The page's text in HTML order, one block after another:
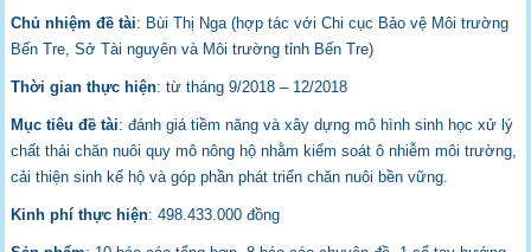
Chủ nhiệm đề tài: Bùi Thị Nga (hợp tác với Chi cục Bảo vệ Môi trường
Bến Tre, Sở Tài nguyên và Môi trường tỉnh Bến Tre)
Thời gian thực hiện: từ tháng 9/2018 – 12/2018
Mục tiêu đề tài: đánh giá tiềm năng và xây dựng mô hình sinh học xử lý
chất thải chăn nuôi quy mô nông hộ nhằm kiểm soát ô nhiễm môi trường,
cải thiện sinh kế hộ và góp phần phát triển chăn nuôi bền vững.
Kinh phí thực hiện: 498.433.000 đồng